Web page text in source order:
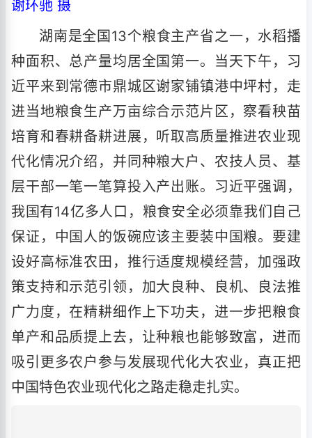
谢环驰 摄
湖南是全国13个粮食主产省之一，水稻播
种面积、总产量均居全国第一。当天下午，习
近平来到常德市鼎城区谢家铺镇港中坪村，走
进当地粮食生产万亩综合示范片区，察看秧苗
培育和春耕备耕进展，听取高质量推进农业现
代化情况介绍，并同种粮大户、农技人员、基
层干部一笔一笔算投入产出账。习近平强调，
我国有14亿多人口，粮食安全必须靠我们自己
保证，中国人的饭碗应该主要装中国粮。要建
设好高标准农田，推行适度规模经营，加强政
策支持和示范引领，加大良种、良机、良法推
广力度，在精耕细作上下功夫，进一步把粮食
单产和品质提上去，让种粮也能够致富，进而
吸引更多农户参与发展现代化大农业，真正把
中国特色农业现代化之路走稳走扎实。